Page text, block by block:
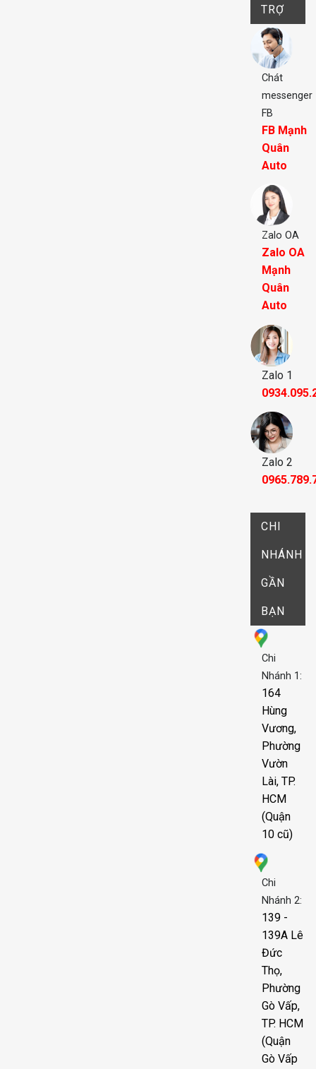
TRỢ
Chát
messenger
FB
FB Mạnh
Quân
Auto
Zalo OA
Zalo OA
Mạnh
Quân
Auto
Zalo 1
Zalo 2
CHI
NHÁNH
GẦN
BẠN
Chi
Nhánh 1:
164
Hùng
Vương,
Phường
Vườn
Lài, TP.
HCM
(Quận
10 cũ)
Chi
Nhánh 2:
139 -
139A Lê
Đức
Thọ,
Phường
Gò Vấp,
TP. HCM
(Quận
Gò Vấp